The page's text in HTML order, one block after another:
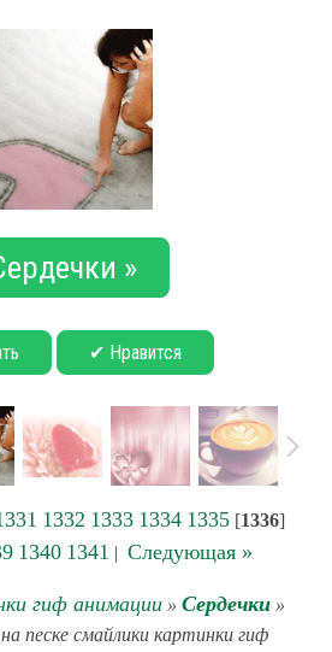
»
✔ Нравится
1332 1333 1334 1335 [1336]
1340 1341 | Следующая »
гиф анимации» Сердечки»
на песке смайлики картинки гиф